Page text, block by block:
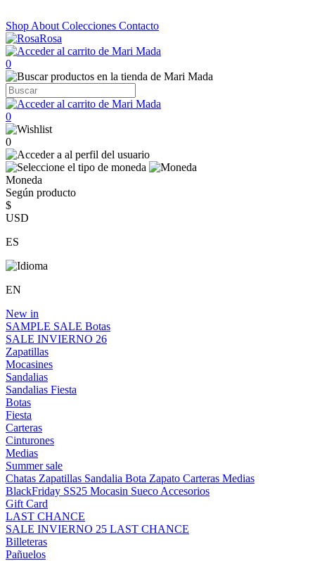
Shop About Colecciones Contacto
0
0
0
Moneda
Según producto
$
USD
ES
EN
New in
SAMPLE SALE Botas
SALE INVIERNO 26
Zapatillas
Mocasines
Sandalias
Sandalias Fiesta
Botas
Fiesta
Carteras
Cinturones
Medias
Summer sale
Chatas Zapatillas Sandalia Bota Zapato Carteras Medias
BlackFriday SS25 Mocasin Sueco Accesorios
Gift Card
LAST CHANCE
SALE INVIERNO 25 LAST CHANCE
Billeteras
Pañuelos